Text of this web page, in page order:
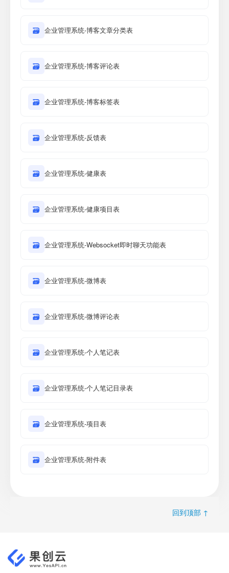
🗃 企业管理系统-博客文章分类表
🗃 企业管理系统-博客评论表
🗃 企业管理系统-博客标签表
🗃 企业管理系统-反馈表
🗃 企业管理系统-健康表
🗃 企业管理系统-健康项目表
🗃 企业管理系统-Websocket即时聊天功能表
🗃 企业管理系统-微博表
🗃 企业管理系统-微博评论表
🗃 企业管理系统-个人笔记表
🗃 企业管理系统-个人笔记目录表
🗃 企业管理系统-项目表
🗃 企业管理系统-附件表
回到顶部 ↑